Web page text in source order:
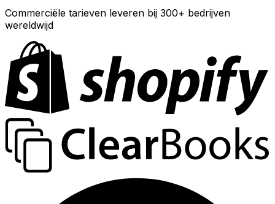
Commerciële tarieven leveren bij 300+ bedrijven
wereldwijd